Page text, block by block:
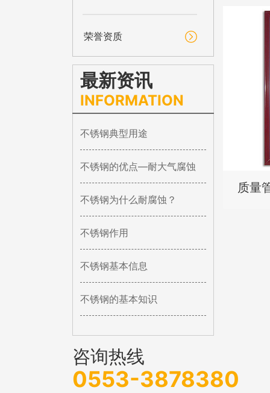
荣誉资质
不锈钢典型用途
不锈钢的优点—耐大气腐蚀
不锈钢为什么耐腐蚀？
不锈钢作用
不锈钢基本信息
不锈钢的基本知识
最新资讯
INFORMATION
咨询热线
0553-3878380
质量